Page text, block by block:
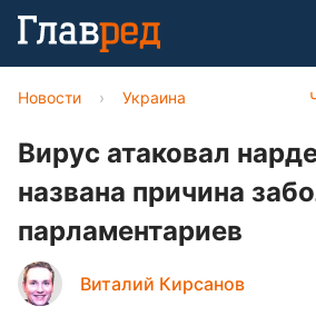
Новости › Украина
Вирус атаковал
названа причина
парламентариев
Виталий Кирсанов